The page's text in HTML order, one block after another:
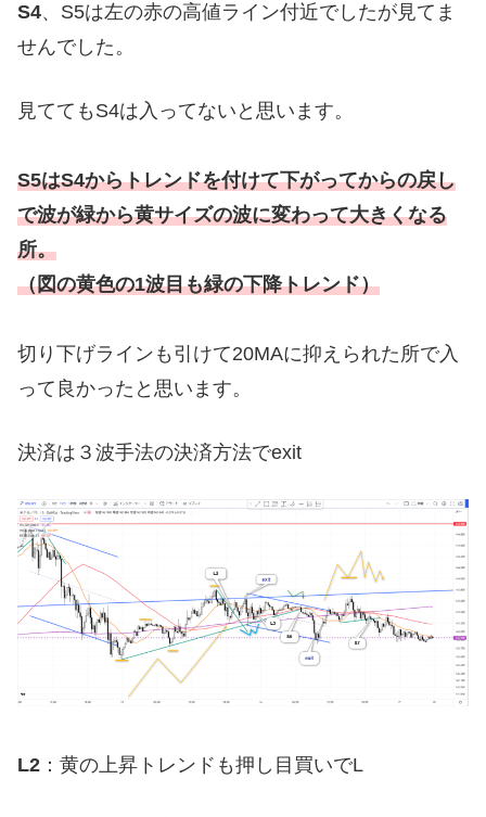
S4、S5は左の赤の高値ライン付近でしたが見てま
せんでした。
見ててもS4は入ってないと思います。
S5はS4からトレンドを付けて下がってからの戻し
で波が緑から黄サイズの波に変わって大きくなる
所。
（図の黄色の1波目も緑の下降トレンド）
切り下げラインも引けて20MAに抑えられた所で入
って良かったと思います。
決済は３波手法の決済方法でexit
L2 ：黄の上昇トレンドも押し目買いでL